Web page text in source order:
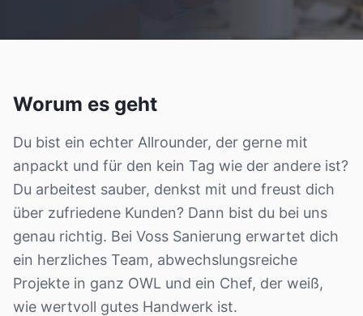
Worum es geht
Du bist ein echter Allrounder, der gerne mit
anpackt und für den kein Tag wie der andere ist?
Du arbeitest sauber, denkst mit und freust dich
über zufriedene Kunden? Dann bist du bei uns
genau richtig. Bei Voss Sanierung erwartet dich
ein herzliches Team, abwechslungsreiche
Projekte in ganz OWL und ein Chef, der weiß,
wie wertvoll gutes Handwerk ist.